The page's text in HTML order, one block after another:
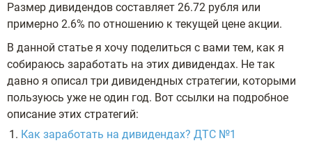
Размер дивидендов составляет 26.72 рубля или
примерно 2.6% по отношению к текущей цене акции.
В данной статье я хочу поделиться с вами тем, как я
собираюсь заработать на этих дивидендах. Не так
давно я описал три дивидендных стратегии, которыми
пользуюсь уже не один год. Вот ссылки на подробное
описание этих стратегий:
Как заработать на дивидендах? ДТС №1